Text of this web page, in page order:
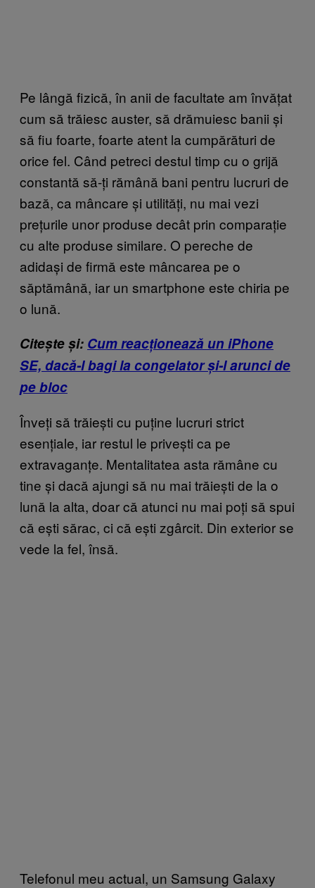
Pe lângă fizică, în anii de facultate am învățat
cum să trăiesc auster, să drămuiesc banii și
să fiu foarte, foarte atent la cumpărături de
orice fel. Când petreci destul timp cu o grijă
constantă să-ți rămână bani pentru lucruri de
bază, ca mâncare și utilități, nu mai vezi
prețurile unor produse decât prin comparație
cu alte produse similare. O pereche de
adidași de firmă este mâncarea pe o
săptămână, iar un smartphone este chiria pe
o lună.
Citește și: Cum reacționează un iPhone
SE, dacă-l bagi la congelator și-l arunci de
pe bloc
Înveți să trăiești cu puține lucruri strict
esențiale, iar restul le privești ca pe
extravaganțe. Mentalitatea asta rămâne cu
tine și dacă ajungi să nu mai trăiești de la o
lună la alta, doar că atunci nu mai poți să spui
că ești sărac, ci că ești zgârcit. Din exterior se
vede la fel, însă.
Telefonul meu actual, un Samsung Galaxy